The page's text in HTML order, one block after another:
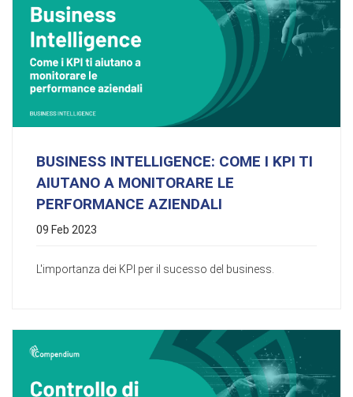
BUSINESS INTELLIGENCE: COME I KPI TI
AIUTANO A MONITORARE LE
PERFORMANCE AZIENDALI
09 Feb 2023
L'importanza dei KPI per il sucesso del business.